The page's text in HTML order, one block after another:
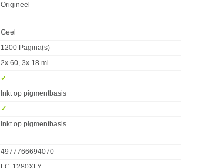
Origineel
Geel
1200 Pagina(s)
2x 60, 3x 18 ml
✓︎
Inkt op pigmentbasis
✓︎
Inkt op pigmentbasis
4977766694070